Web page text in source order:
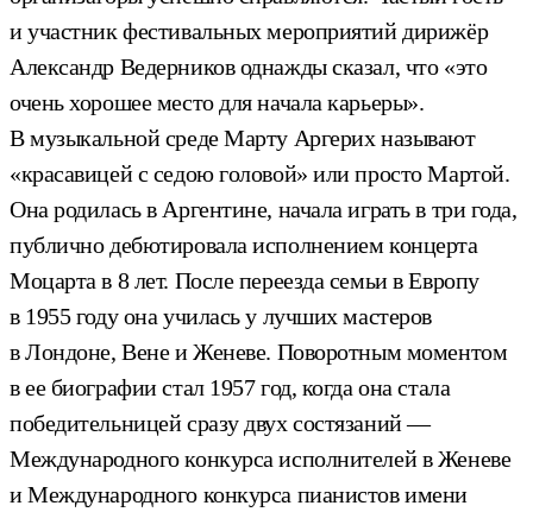
и участник фестивальных мероприятий дирижёр
Александр Ведерников однажды сказал, что «это
очень хорошее место для начала карьеры».
В музыкальной среде Марту Аргерих называют
«красавицей с седою головой» или просто Мартой.
Она родилась в Аргентине, начала играть в три года,
публично дебютировала исполнением концерта
Моцарта в 8 лет. После переезда семьи в Европу
в 1955 году она училась у лучших мастеров
в Лондоне, Вене и Женеве. Поворотным моментом
в ее биографии стал 1957 год, когда она стала
победительницей сразу двух состязаний —
Международного конкурса исполнителей в Женеве
и Международного конкурса пианистов имени